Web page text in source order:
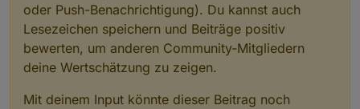
oder Push-Benachrichtigung). Du kannst auch
Lesezeichen speichern und Beiträge positiv
bewerten, um anderen Community-Mitgliedern
deine Wertschätzung zu zeigen.
Mit deinem Input könnte dieser Beitrag noch